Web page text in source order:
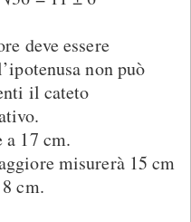
deve essere
non può
il cateto
a 17 cm.
misurerà 15 cm
cm.